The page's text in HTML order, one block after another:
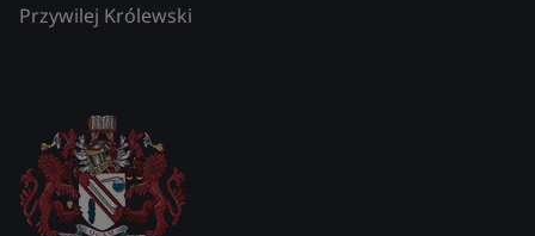
Przywilej Królewski